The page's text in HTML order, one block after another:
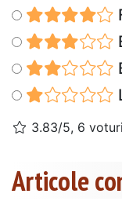
3.83/5, 6 voturi
Articole